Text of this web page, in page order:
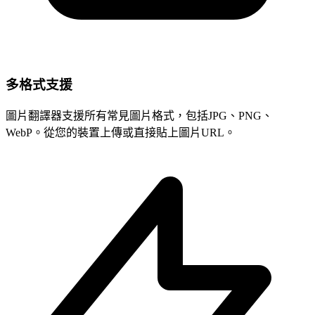
多格式支援
圖片翻譯器支援所有常見圖片格式，包括JPG、PNG、
WebP。從您的裝置上傳或直接貼上圖片URL。